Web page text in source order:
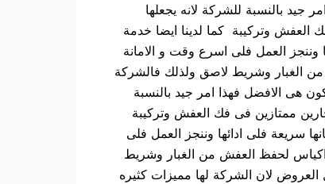
بالنسبة للشركة لانه يجعلها
وتركيبة كما لدينا ايضا خدمة
وننجز العمل فلى اسرع وقت و الامانة
من الغبار وشريط لاصق ولذلك فالشركة
هى الافضل فهذا امر جيد بالنسبة
ممتازين فى فك العفش وتركيبة
سريعة فلى ادائها وننجز العمل فلى
لحفظ العفش من الغبار وشريط
لان الشركة لها مميزات كثيره